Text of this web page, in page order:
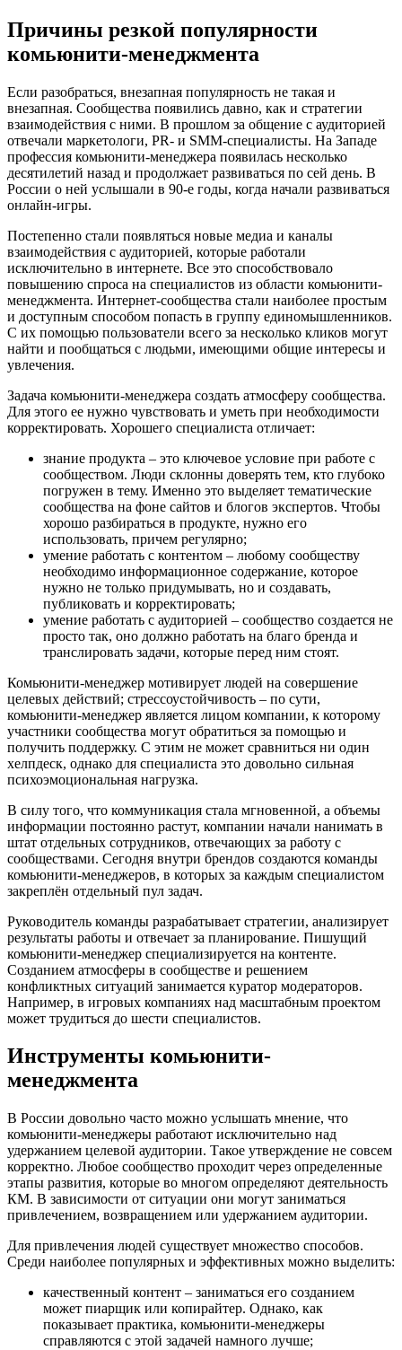
Причины резкой популярности
комьюнити-менеджмента
Если разобраться, внезапная популярность не такая и
внезапная. Сообщества появились давно, как и стратегии
взаимодействия с ними. В прошлом за общение с аудиторией
отвечали маркетологи, PR- и SMM-специалисты. На Западе
профессия комьюнити-менеджера появилась несколько
десятилетий назад и продолжает развиваться по сей день. В
России о ней услышали в 90-е годы, когда начали развиваться
онлайн-игры.
Постепенно стали появляться новые медиа и каналы
взаимодействия с аудиторией, которые работали
исключительно в интернете. Все это способствовало
повышению спроса на специалистов из области комьюнити-
менеджмента. Интернет-сообщества стали наиболее простым
и доступным способом попасть в группу единомышленников.
С их помощью пользователи всего за несколько кликов могут
найти и пообщаться с людьми, имеющими общие интересы и
увлечения.
Задача комьюнити-менеджера создать атмосферу сообщества.
Для этого ее нужно чувствовать и уметь при необходимости
корректировать. Хорошего специалиста отличает:
знание продукта – это ключевое условие при работе с
сообществом. Люди склонны доверять тем, кто глубоко
погружен в тему. Именно это выделяет тематические
сообщества на фоне сайтов и блогов экспертов. Чтобы
хорошо разбираться в продукте, нужно его
использовать, причем регулярно;
умение работать с контентом – любому сообществу
необходимо информационное содержание, которое
нужно не только придумывать, но и создавать,
публиковать и корректировать;
умение работать с аудиторией – сообщество создается не
просто так, оно должно работать на благо бренда и
транслировать задачи, которые перед ним стоят.
Комьюнити-менеджер мотивирует людей на совершение
целевых действий; стрессоустойчивость – по сути,
комьюнити-менеджер является лицом компании, к которому
участники сообщества могут обратиться за помощью и
получить поддержку. С этим не может сравниться ни один
хелпдеск, однако для специалиста это довольно сильная
психоэмоциональная нагрузка.
В силу того, что коммуникация стала мгновенной, а объемы
информации постоянно растут, компании начали нанимать в
штат отдельных сотрудников, отвечающих за работу с
сообществами. Сегодня внутри брендов создаются команды
комьюнити-менеджеров, в которых за каждым специалистом
закреплён отдельный пул задач.
Руководитель команды разрабатывает стратегии, анализирует
результаты работы и отвечает за планирование. Пишущий
комьюнити-менеджер специализируется на контенте.
Созданием атмосферы в сообществе и решением
конфликтных ситуаций занимается куратор модераторов.
Например, в игровых компаниях над масштабным проектом
может трудиться до шести специалистов.
Инструменты комьюнити-
менеджмента
В России довольно часто можно услышать мнение, что
комьюнити-менеджеры работают исключительно над
удержанием целевой аудитории. Такое утверждение не совсем
корректно. Любое сообщество проходит через определенные
этапы развития, которые во многом определяют деятельность
КМ. В зависимости от ситуации они могут заниматься
привлечением, возвращением или удержанием аудитории.
Для привлечения людей существует множество способов.
Среди наиболее популярных и эффективных можно выделить:
качественный контент – заниматься его созданием
может пиарщик или копирайтер. Однако, как
показывает практика, комьюнити-менеджеры
справляются с этой задачей намного лучше;